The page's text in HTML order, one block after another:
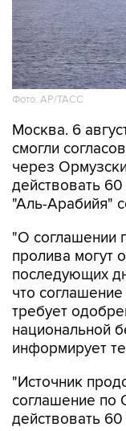
Фото: AP/ТАСС
Москва. 6
смогли
через
действовать
"Аль-Арабийя"
"О соглашении
пролива могут
последующих
что
требует
национальной
информирует
"Источник
соглашение по
действовать